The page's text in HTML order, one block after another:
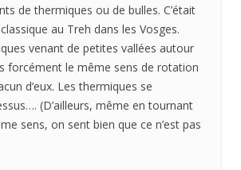
de thermiques ou de bulles. C’était
au Treh dans les Vosges.
venant de petites vallées autour
forcément le même sens de rotation
d’eux. Les thermiques se
(D’ailleurs, même en tournant
sens, on sent bien que ce n’est pas